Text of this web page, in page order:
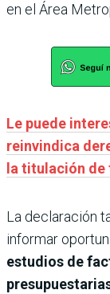
en el Área
Le puede
reinvindica
la titulación
La declaración
informar
estudios de